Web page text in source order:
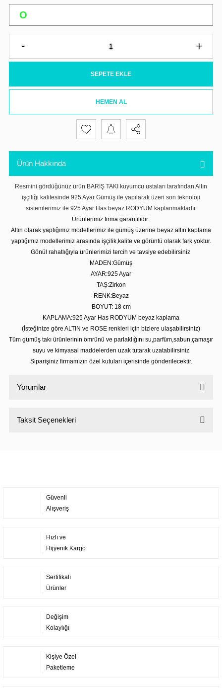
SEPETE EKLE
HEMEN AL
Ürün Hakkında
Resmini gördüğünüz ürün BARIŞ TAKI kuyumcu ustaları tarafından Altın
işçiliği kalitesinde 925 Ayar Gümüş ile yapılarak üzeri son teknoloji
sistemlerimiz ile 925 Ayar Has beyaz RODYUM kaplanmaktadır.
Ürünlerimiz firma garantilidir.
Altın olarak yaptığımız modellerimiz ile gümüş üzerine beyaz altın kaplama
yaptığımız modellerimiz arasında işçilik,kalite ve görüntü olarak fark yoktur.
Gönül rahatlığıyla ürünlerimizi tercih ve tavsiye edebilirsiniz
MADEN:Gümüş
AYAR:925 Ayar
TAŞ:Zirkon
RENK:Beyaz
BOYUT: 18 cm
KAPLAMA:925 Ayar Has RODYUM beyaz kaplama
(İsteğinize göre ALTIN ve ROSE renkleri için bizlere ulaşabilirsiniz)
Tüm gümüş takı ürünlerinin ömrünü ve parlaklığını su,parfüm,sabun,çamaşır
suyu ve kimyasal maddelerden uzak tutarak uzatabilirsiniz
Siparişiniz firmamızın özel kutuları içerisinde gönderilecektir.
Yorumlar
Taksit Seçenekleri
Güvenli
Alışveriş
Hızlı ve
Hijyenik Kargo
Sertifikalı
Ürünler
Değişim
Kolaylığı
Kişiye Özel
Paketleme